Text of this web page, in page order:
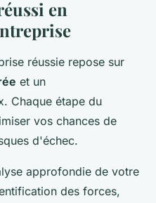
en
réussie repose sur
et un
Chaque étape du
vos chances de
d'échec.
approfondie de votre
des forces,